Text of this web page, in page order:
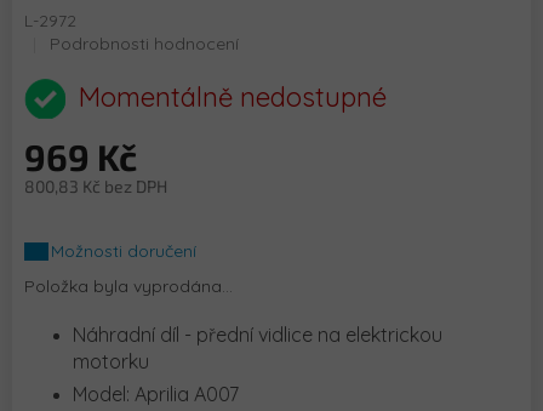
L-2972
Průměrné
produktu
je
z
5
Podrobnosti hodnocení
Momentálně nedostupné
969 Kč
800,83 Kč bez DPH
cena:Možnosti doručení
Položka byla vyprodána…
Náhradní díl - přední vidlice na elektrickou
motorku
Model: Aprilia A007